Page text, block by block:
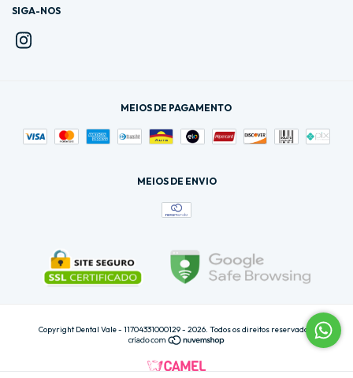
SIGA-NOS
MEIOS DE PAGAMENTO
MEIOS DE ENVIO
Copyright Dental Vale - 11704331000129 - 2026. Todos os direitos reservados.